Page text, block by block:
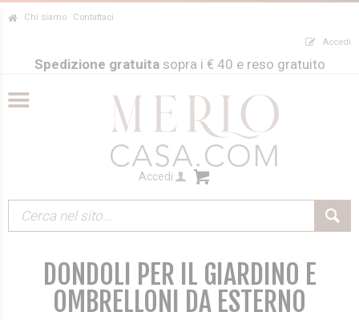
Chi siamo Contattaci
Accedi
Spedizione gratuitasopra i € 40 e reso gratuito
Accedi
DONDOLI PER IL GIARDINO E
OMBRELLONI DA ESTERNO